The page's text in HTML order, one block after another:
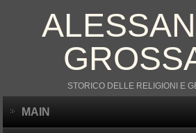
STORICO DELLE RELIGIONI E
MAIN